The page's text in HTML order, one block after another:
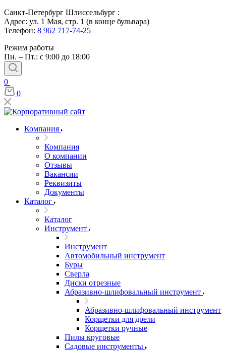
Санкт-Петербург Шлиссельбург :
Адрес: ул. 1 Мая, стр. 1 (в конце бульвара)
Телефон: 8 962 717-74-25
Режим работы
Пн. – Пт.: с 9:00 до 18:00
0
0
Компания
Компания
О компании
Отзывы
Вакансии
Реквизиты
Документы
Каталог
Каталог
Инструмент
Инструмент
Автомобильный инструмент
Буры
Сверла
Диски отрезные
Абразивно-шлифовальный инструмент
Абразивно-шлифовальный инструмент
Корщетки для дрели
Корщетки ручные
Пилы круговые
Садовые инструменты